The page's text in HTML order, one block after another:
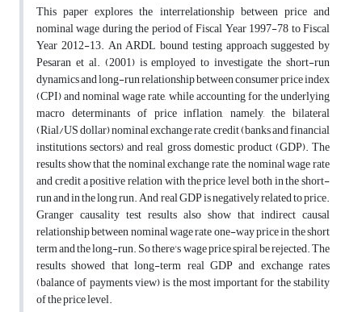
This paper explores the interrelationship between price and
nominal wage during the period of Fiscal Year 1997-78 to Fiscal
Year 2012-13. An ARDL bound testing approach suggested by
Pesaran et al. (2001) is employed to investigate the short-run
dynamics and long-run relationship between consumer price index
(CPI) and nominal wage rate, while accounting for the underlying
macro determinants of price inflation, namely, the bilateral
(Rial/US dollar) nominal exchange rate, credit (banks and financial
institutions sectors) and real gross domestic product (GDP). The
results show that the nominal exchange rate, the nominal wage rate
and credit a positive relation with the price level both in the short-
run and in the long run. And real GDP is negatively related to price.
Granger causality test results also show that indirect causal
relationship between nominal wage rate one-way price in the short
term and the long-run. So there's wage price spiral be rejected. The
results showed that long-term real GDP and exchange rates
(balance of payments view) is the most important for the stability
of the price level.